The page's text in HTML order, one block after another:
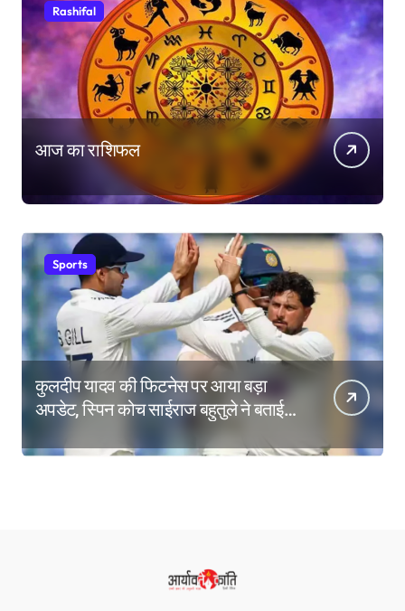
Rashifal
आज का राशिफल
Sports
कुलदीप यादव की फिटनेस पर आया बड़ा
अपडेट, स्पिन कोच साईराज बहुतुले ने बताई